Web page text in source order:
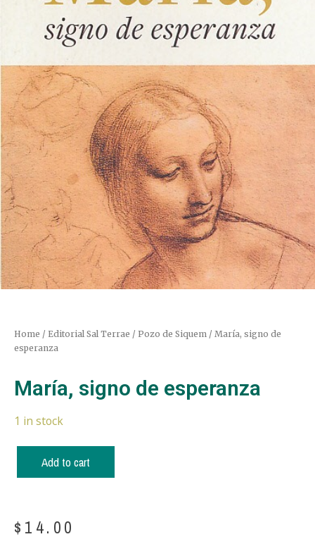
Home / Editorial Sal Terrae / Pozo de Siquem / María, signo de
esperanza
María, signo de esperanza
1 in stock
Add to cart
$ 14.00